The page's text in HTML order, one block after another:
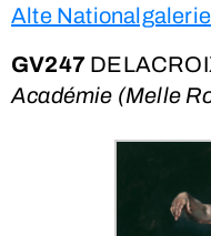
Alte Nationalgalerie
GV247
Académie (Melle